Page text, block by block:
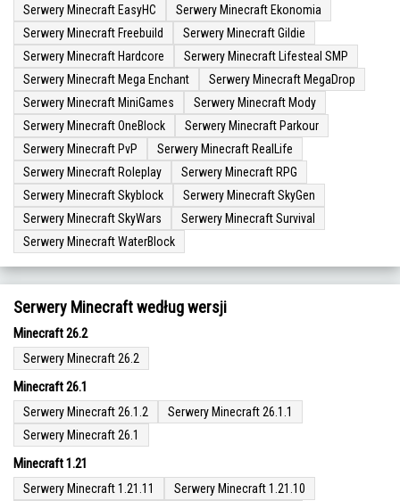
Serwery Minecraft EasyHC
Serwery Minecraft Ekonomia
Serwery Minecraft Freebuild
Serwery Minecraft Gildie
Serwery Minecraft Hardcore
Serwery Minecraft Lifesteal SMP
Serwery Minecraft Mega Enchant
Serwery Minecraft MegaDrop
Serwery Minecraft MiniGames
Serwery Minecraft Mody
Serwery Minecraft OneBlock
Serwery Minecraft Parkour
Serwery Minecraft PvP
Serwery Minecraft RealLife
Serwery Minecraft Roleplay
Serwery Minecraft RPG
Serwery Minecraft Skyblock
Serwery Minecraft SkyGen
Serwery Minecraft SkyWars
Serwery Minecraft Survival
Serwery Minecraft WaterBlock
Serwery Minecraft według wersji
Minecraft 26.2
Serwery Minecraft 26.2
Minecraft 26.1
Serwery Minecraft 26.1.2
Serwery Minecraft 26.1.1
Serwery Minecraft 26.1
Minecraft 1.21
Serwery Minecraft 1.21.11
Serwery Minecraft 1.21.10